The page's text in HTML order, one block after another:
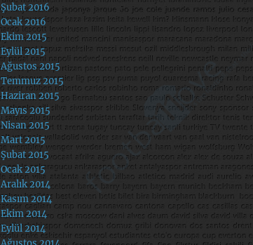
Şubat 2016
Ocak 2016
Ekim 2015
Eylül 2015
Ağustos 2015
Temmuz 2015
Haziran 2015
Mayıs 2015
Nisan 2015
Mart 2015
Şubat 2015
Ocak 2015
Aralık 2014
Kasım 2014
Ekim 2014
Eylül 2014